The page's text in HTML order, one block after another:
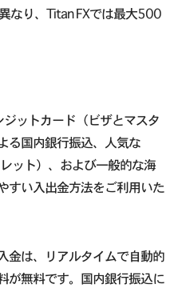
なり、Titan FXでは最大500
ットカード（ビザとマスタ
る国内銀行振込、人気な
ット）、および一般的な海
すい入出金方法をご利用いた
金は、リアルタイムで自動的
が無料です。国内銀行振込に